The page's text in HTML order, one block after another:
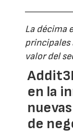
La décima
principales
valor del
en la
de